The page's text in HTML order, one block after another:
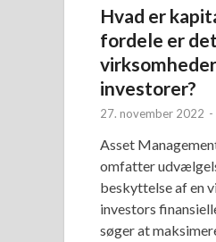
Hvad er
fordele er
investorer?
27. november 2022 -
Asset
omfatter
beskyttelse af en
investors
søger at